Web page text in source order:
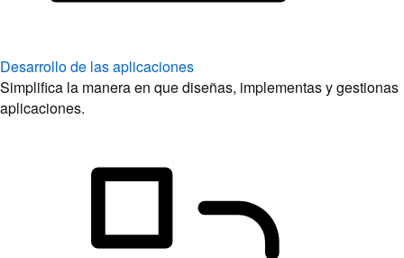
Desarrollo de las aplicaciones
Simplifica la manera en que diseñas, implementas y gestionas
aplicaciones.